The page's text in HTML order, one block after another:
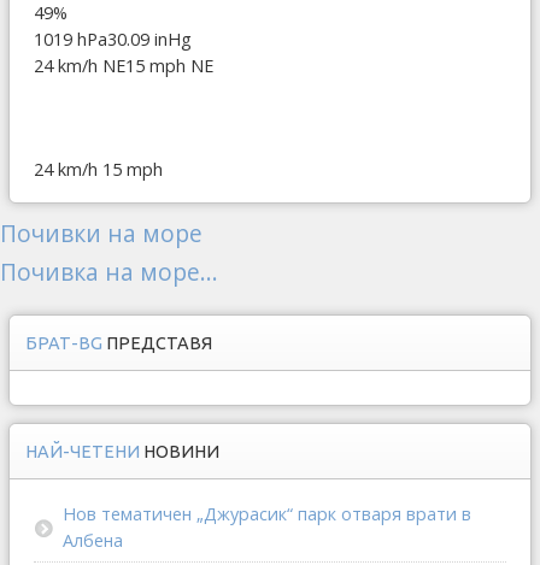
49%
1019 hPa30.09 inHg
24 km/h NE15 mph NE
24 km/h 15 mph
Почивки на море
Почивка на море...
БРАТ-BG ПРЕДСТАВЯ
НАЙ-ЧЕТЕНИ НОВИНИ
Нов тематичен „Джурасик“ парк отваря врати в
Албена